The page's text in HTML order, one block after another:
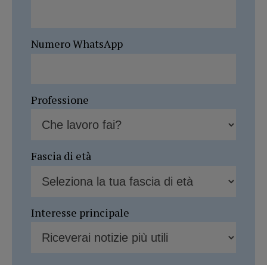
Numero WhatsApp
Professione
Fascia di età
Interesse principale